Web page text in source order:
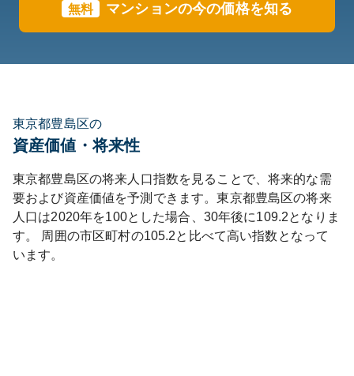
無料 マンションの今の価格を知る
東京都豊島区の
資産価値・将来性
東京都豊島区の将来人口指数を見ることで、将来的な需
要および資産価値を予測できます。東京都豊島区の将来
人口は2020年を100とした場合、30年後に109.2となりま
す。
周囲の市区町村の105.2と比べて高い指数となって
います。